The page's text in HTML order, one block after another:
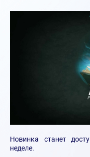
Новинка станет
неделе.